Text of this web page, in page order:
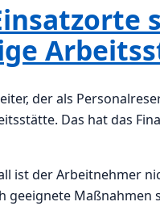
der als
Das hat das
ist der Arbeitnehmer
geeignete